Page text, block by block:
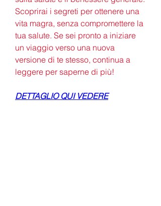
Scoprirai i segreti per ottenere una
vita magra, senza compromettere la
tua salute. Se sei pronto a iniziare
un viaggio verso una nuova
versione di te stesso, continua a
leggere per saperne di più!
DETTAGLIO QUI VEDERE